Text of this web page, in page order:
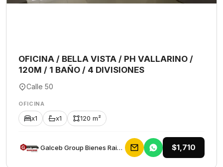
OFICINA / BELLA VISTA / PH VALLARINO /
120M / 1 BAÑO / 4 DIVISIONES
Calle 50
OFICINA
x1 x1 120 m²
Galceb Group Bienes Raices $1,710